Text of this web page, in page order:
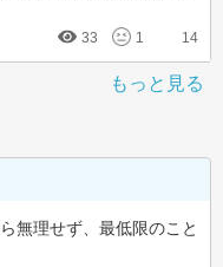
33 1 14
もっと見る
無理せず、最低限のこと